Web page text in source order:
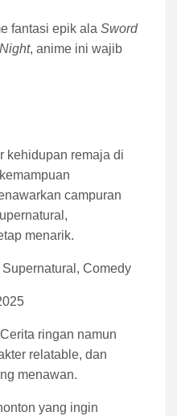
fantasi epik ala Sword
, anime ini wajib
kehidupan remaja di
campuran
menarik.
Comedy
Cerita ringan namun
relatable, dan
menawan.
yang ingin